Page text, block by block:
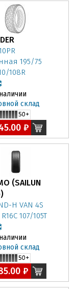
195/75
108R
склад
₽
(SAILUN
H VAN 4S
107/105T
склад
₽